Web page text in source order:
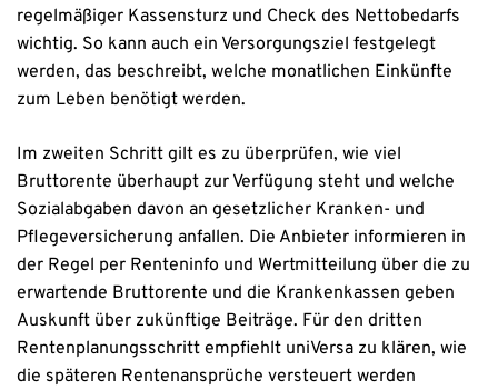
regelmäßiger Kassensturz und Check des Nettobedarfs
wichtig. So kann auch ein Versorgungsziel festgelegt
werden, das beschreibt, welche monatlichen Einkünfte
zum Leben benötigt werden.
Im zweiten Schritt gilt es zu überprüfen, wie viel
Bruttorente überhaupt zur Verfügung steht und welche
Sozialabgaben davon an gesetzlicher Kranken- und
Pflegeversicherung anfallen. Die Anbieter informieren in
der Regel per Renteninfo und Wertmitteilung über die zu
erwartende Bruttorente und die Krankenkassen geben
Auskunft über zukünftige Beiträge. Für den dritten
Rentenplanungsschritt empfiehlt uniVersa zu klären, wie
die späteren Rentenansprüche versteuert werden